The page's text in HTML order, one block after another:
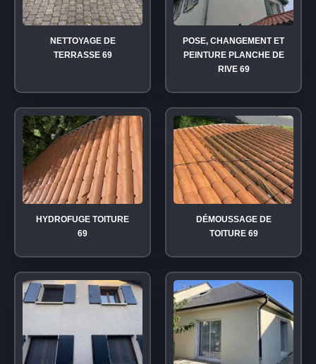
NETTOYAGE DE
TERRASSE 69
POSE, CHANGEMENT ET
PEINTURE PLANCHE DE
RIVE 69
HYDROFUGE TOITURE
69
DÉMOUSSAGE DE
TOITURE 69